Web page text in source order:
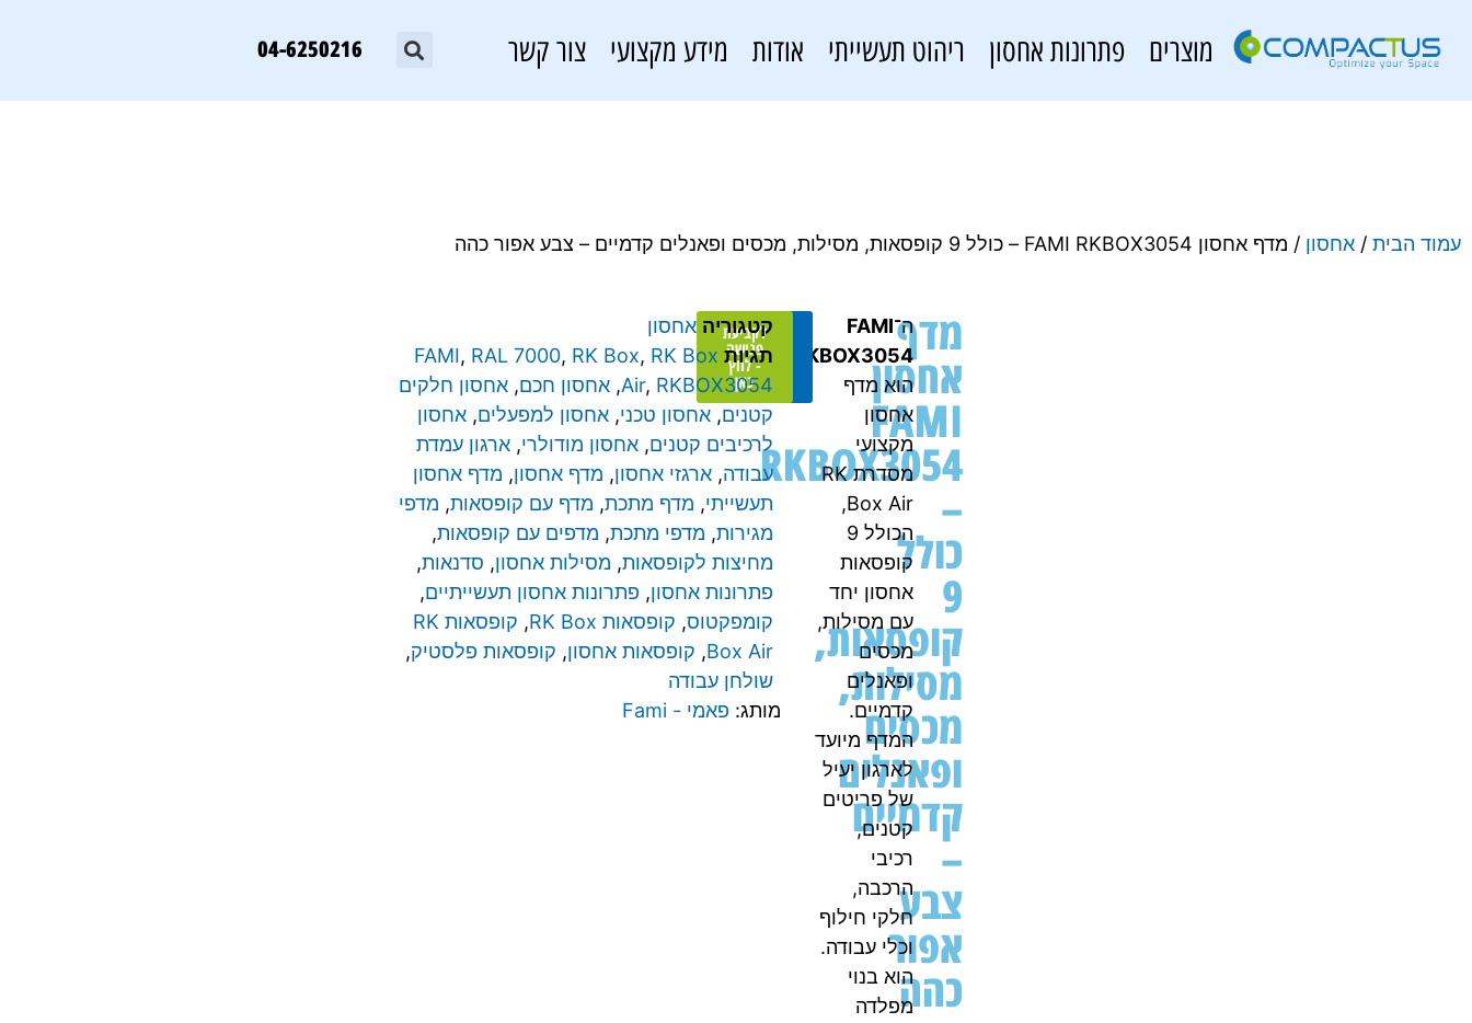
מוצרים פתרונות אחסון ריהוט תעשייתי אודות מידע מקצועי צור קשר 04-6250216
עמוד הבית / אחסון / מדף אחסון FAMI RKBOX3054 – כולל 9 קופסאות, מסילות, מכסים ופאנלים קדמיים – צבע אפור כהה
מדף
אחסון
FAMI
RKBOX3054
–
כולל
9
קופסאות,
מסילות,
מכסים
ופאנלים
קדמיים
–
צבע
אפור
כהה
ה־FAMI
RKBOX3054
הוא מדף
אחסון
מקצועי
מסדרת RK
Box Air,
הכולל 9
קופסאות
אחסון יחד
עם מסילות,
מכסים
ופאנלים
קדמיים.
המדף מיועד
לארגון יעיל
של פריטים
קטנים,
רכיבי
הרכבה,
חלקי חילוף
וכלי עבודה.
הוא בנוי
מפלדה
להצעת
מחיר -
לחץ
כאן
לקביעת
פגישה
- לחץ
כאן
קטגוריה אחסון
תגיות
FAMI, RAL 7000, RK Box, RK Box
Air, RKBOX3054
,אחסון חכם,אחסון חלקים
קטנים,אחסון טכני,אחסון למפעלים,אחסון
לרכיבים קטנים,אחסון מודולרי,ארגון עמדת
עבודה,ארגזי אחסון, מדף אחסון, מדף אחסון
תעשייתי, מדף מתכת, מדף עם קופסאות, מדפי
מגירות, מדפי מתכת, מדפים עם קופסאות,
מחיצות לקופסאות, מסילות אחסון, סדנאות,
פתרונות אחסון, פתרונות אחסון תעשייתיים,
קומפקטוס, קופסאות RK Box ,
קופסאות RK
Box Air
, קופסאות אחסון, קופסאות פלסטיק,
שולחן עבודה
מותג: פאמי - Fami